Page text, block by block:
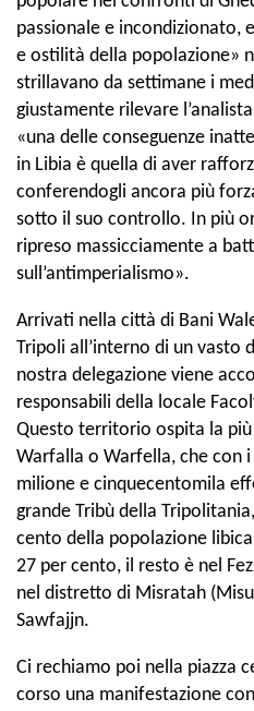
passionale e incondizionato,
e ostilità della popolazione»
strillavano da settimane i
giustamente rilevare
«una delle conseguenze
in Libia è quella di aver
conferendogli ancora più
sotto il suo controllo. In più
ripreso massicciamente a
sull’antimperialismo».
Arrivati nella città di Bani
Tripoli all’interno di un vasto
nostra delegazione viene
responsabili della locale
Questo territorio ospita la più
Warfalla o Warfella, che con i
milione e cinquecentomila
grande Tribù della
cento della popolazione
27 per cento, il resto è nel
nel distretto di Misratah
Sawfajjn.
Ci rechiamo poi nella piazza
corso una manifestazione